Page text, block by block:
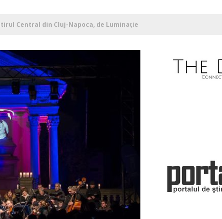
Central din Cluj-Napoca, de Luminație